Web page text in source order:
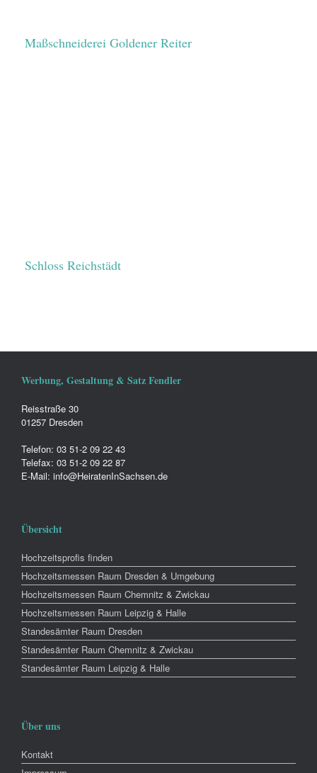
Maßschneiderei Goldener Reiter
Schloss Reichstädt
Werbung, Gestaltung & Satz Fendler
Reisstraße 30
01257 Dresden
Telefon: 03 51-2 09 22 43
Telefax: 03 51-2 09 22 87
E-Mail: info@HeiratenInSachsen.de
Übersicht
Hochzeitsprofis finden
Hochzeitsmessen Raum Dresden & Umgebung
Hochzeitsmessen Raum Chemnitz & Zwickau
Hochzeitsmessen Raum Leipzig & Halle
Standesämter Raum Dresden
Standesämter Raum Chemnitz & Zwickau
Standesämter Raum Leipzig & Halle
Über uns
Kontakt